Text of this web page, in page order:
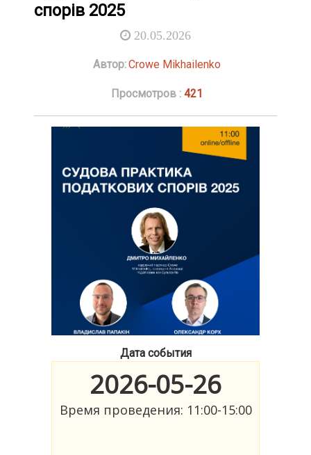
спорів 2025
20.05.2026
Автор:Crowe Mikhailenko
Просмотров :421
Дата события
2026-05-26
Время проведения: 11:00-15:00